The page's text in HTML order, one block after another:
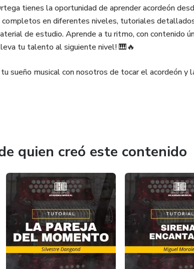
tienes la oportunidad de aprender acordeón
completos en diferentes niveles, tutoriales
de estudio. Aprende a tu ritmo, con contenido
tu talento al siguiente nivel! 🎹🔥
sueño musical con nosotros de tocar el acordeón y
quien creó este contenido